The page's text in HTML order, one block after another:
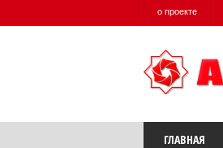
о проекте
ГЛАВНАЯ